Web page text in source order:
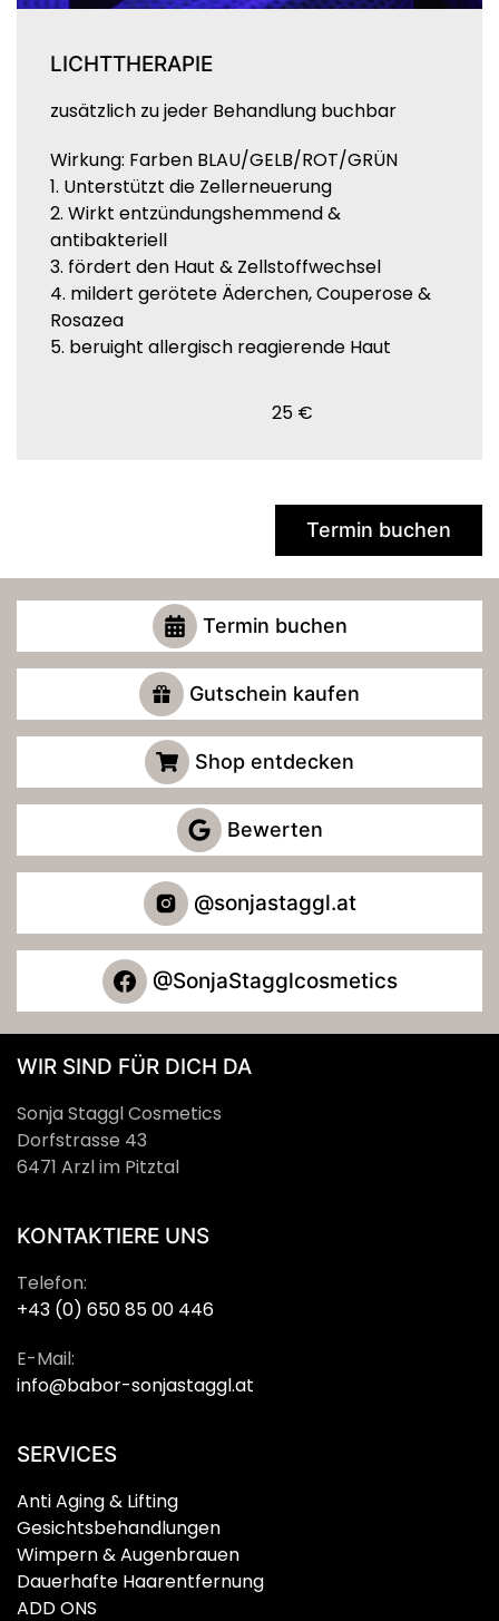
LICHTTHERAPIE
zusätzlich zu jeder Behandlung buchbar
Wirkung: Farben BLAU/GELB/ROT/GRÜN
1. Unterstützt die Zellerneuerung
2. Wirkt entzündungshemmend &
antibakteriell
3. fördert den Haut & Zellstoffwechsel
4. mildert gerötete Äderchen, Couperose &
Rosazea
5. beruight allergisch reagierende Haut
25 €
Termin buchen
Termin buchen
Gutschein kaufen
Shop entdecken
Bewerten
@sonjastaggl.at
@SonjaStagglcosmetics
WIR SIND FÜR DICH DA
Sonja Staggl Cosmetics
Dorfstrasse 43
6471 Arzl im Pitztal
KONTAKTIERE UNS
Telefon:
+43 (0) 650 85 00 446
E-Mail:
info@babor-sonjastaggl.at
SERVICES
Anti Aging & Lifting
Gesichtsbehandlungen
Wimpern & Augenbrauen
Dauerhafte Haarentfernung
ADD ONS